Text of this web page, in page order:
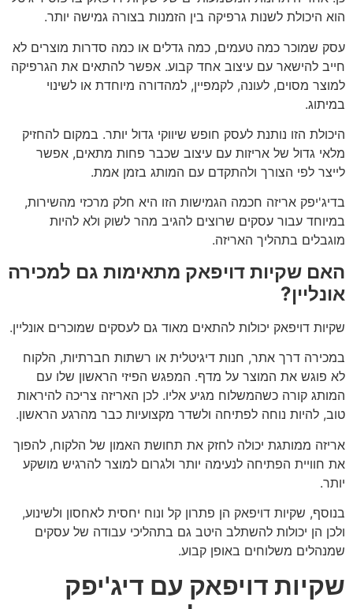
הוא היכולת לשנות גרפיקה בין הזמנות בצורה גמישה יותר.
עסק שמוכר כמה טעמים, כמה גדלים או כמה סדרות מוצרים לא
חייב להישאר עם עיצוב אחד קבוע. אפשר להתאים את הגרפיקה
למוצר מסוים, לעונה, לקמפיין, למהדורה מיוחדת או לשינוי
במיתוג.
היכולת הזו נותנת לעסק חופש שיווקי גדול יותר. במקום להחזיק
מלאי גדול של אריזות עם עיצוב שכבר פחות מתאים, אפשר
לייצר לפי הצורך ולהתקדם עם המותג בזמן אמת.
בדיג'יפק אריזה חכמה הגמישות הזו היא חלק מרכזי מהשירות,
במיוחד עבור עסקים שרוצים להגיב מהר לשוק ולא להיות
מוגבלים בתהליך האריזה.
האם שקיות דויפאק מתאימות גם למכירה
אונליין?
שקיות דויפאק יכולות להתאים מאוד גם לעסקים שמוכרים אונליין.
במכירה דרך אתר, חנות דיגיטלית או רשתות חברתיות, הלקוח
לא פוגש את המוצר על מדף. המפגש הפיזי הראשון שלו עם
המותג קורה כשהמשלוח מגיע אליו. לכן האריזה צריכה להיראות
טוב, להיות נוחה לפתיחה ולשדר מקצועיות כבר מהרגע הראשון.
אריזה ממותגת יכולה לחזק את תחושת האמון של הלקוח, להפוך
את חוויית הפתיחה לנעימה יותר ולגרום למוצר להרגיש מושקע
יותר.
בנוסף, שקיות דויפאק הן פתרון קל ונוח יחסית לאחסון ולשינוע,
ולכן הן יכולות להשתלב היטב גם בתהליכי עבודה של עסקים
שמנהלים משלוחים באופן קבוע.
שקיות דויפאק עם דיג'יפק